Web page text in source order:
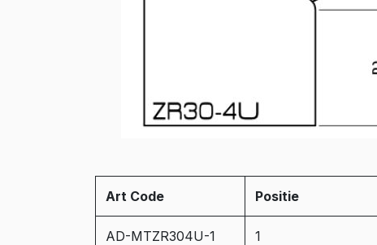
Art Code Positie
AD-MTZR304U-1 1